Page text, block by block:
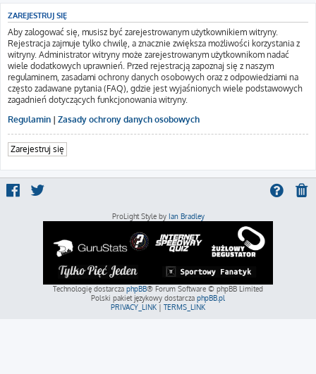
ZAREJESTRUJ SIĘ
Aby zalogować się, musisz być zarejestrowanym użytkownikiem witryny.
Rejestracja zajmuje tylko chwilę, a znacznie zwiększa możliwości korzystania z
witryny. Administrator witryny może zarejestrowanym użytkownikom nadać
wiele dodatkowych uprawnień. Przed rejestracją zapoznaj się z naszym
regulaminem, zasadami ochrony danych osobowych oraz z odpowiedziami na
często zadawane pytania (FAQ), gdzie jest wyjaśnionych wiele podstawowych
zagadnień dotyczących funkcjonowania witryny.
Regulamin | Zasady ochrony danych osobowych
Zarejestruj się
ProLight Style by Ian Bradley
Technologię dostarcza phpBB® Forum Software © phpBB Limited
Polski pakiet językowy dostarcza phpBB.pl
PRIVACY_LINK | TERMS_LINK